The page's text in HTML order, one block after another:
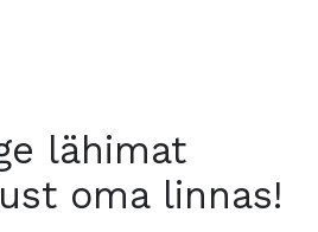
lähimat
oma linnas!